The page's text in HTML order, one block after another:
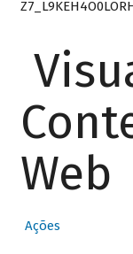
Web
Ações